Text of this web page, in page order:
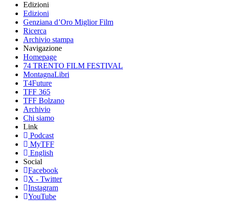
Edizioni
Edizioni
Genziana d’Oro Miglior Film
Ricerca
Archivio stampa
Navigazione
Homepage
74 TRENTO FILM FESTIVAL
MontagnaLibri
T4Future
TFF 365
TFF Bolzano
Archivio
Chi siamo
Link
Podcast
MyTFF
English
Social
Facebook
X - Twitter
Instagram
YouTube